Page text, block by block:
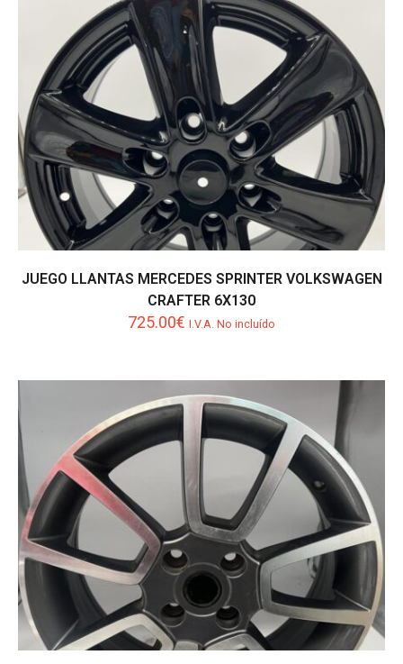
JUEGO LLANTAS MERCEDES SPRINTER VOLKSWAGEN
CRAFTER 6X130
725.00€ I.V.A. No incluído